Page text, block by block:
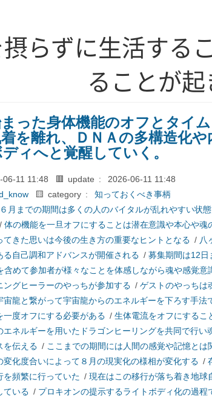
らずに生活する
ることが起
まった身体機能のオフとタイ
を離れ、ＤＮＡの多構造化
ィへと覚醒していく。
06-11 11:48 🟥 update :
2026-06-11 11:48
🟨 category :
知っておくべき事柄
月までの期間は多くの人のバイタルが乱れやすい状
/ 体の機能を一旦オフにすることは潜在意識や本心や魂
てきた思いは今後の生き方の重要なヒントとなる / 八
る自己調和アドバンスが開催される / 募集期間は12日
含めて参加者が様々なことを体感しながら魂や感覚
ングヒーラーのやっちが参加する / ゲストのやっちは
宙龍と繋がって宇宙龍からのエネルギーを下ろす手法
一度オフにする必要がある / 生体電流をオフにするこ
エネルギーを用いたドラゴンヒーリングを共同で行
を伝える / ここまでの期間には人間の感覚や記憶と
変化度合いによって８月の現実化の様相が変化する /
を頻繁に行っていた / 現在はこの移行が落ち着き地球
ている / プロキオンの提示するライトボディ化の過程